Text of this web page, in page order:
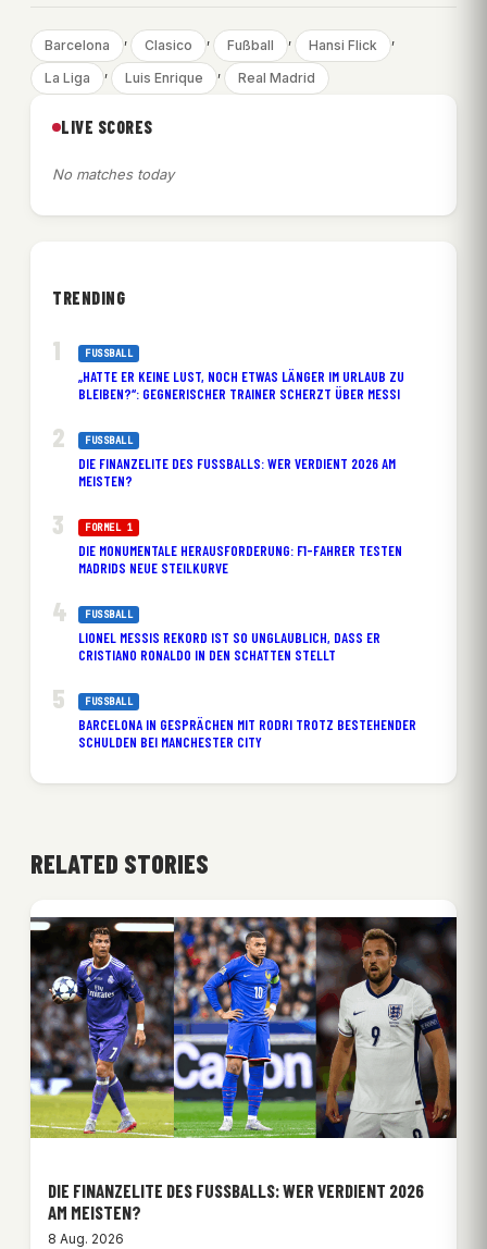
Barcelona , Clasico , Fußball , Hansi Flick ,
La Liga , Luis Enrique , Real Madrid
LIVE SCORES
No matches today
TRENDING
FUSSBALL
„HATTE ER KEINE LUST, NOCH ETWAS LÄNGER IM URLAUB ZU
BLEIBEN?“: GEGNERISCHER TRAINER SCHERZT ÜBER MESSI
FUSSBALL
DIE FINANZELITE DES FUSSBALLS: WER VERDIENT 2026 AM M
EISTEN?
FORMEL 1
DIE MONUMENTALE HERAUSFORDERUNG: F1-FAHRER TESTEN
MADRIDS NEUE STEILKURVE
FUSSBALL
LIONEL MESSIS REKORD IST SO UNGLAUBLICH, DASS ER
CRISTIANO RONALDO IN DEN SCHATTEN STELLT
FUSSBALL
BARCELONA IN GESPRÄCHEN MIT RODRI TROTZ BESTEHENDER
SCHULDEN BEI MANCHESTER CITY
RELATED STORIES
DIE FINANZELITE DES FUSSBALLS: WER VERDIENT 2026 A
M MEISTEN?
8 Aug. 2026